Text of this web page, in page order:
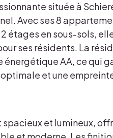
située à
Avec ses 8
étages en sous-sols,
ses résidents. La
énergétique AA, ce qui
et une
et lumineux,